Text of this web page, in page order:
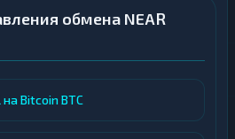
обмена NEAR
Bitcoin BTC